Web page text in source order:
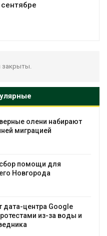
сентябре
закрыты.
и пожары: сразу
регионов столкнулись с
природными
панели над каналами
одновременно